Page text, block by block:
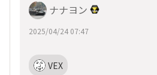
ナナヨン
2025/04/24 07:47
VEX